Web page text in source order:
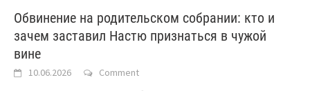
Обвинение на родительском собрании: кто и
зачем заставил Настю признаться в чужой
вине
10.06.2026 Comment